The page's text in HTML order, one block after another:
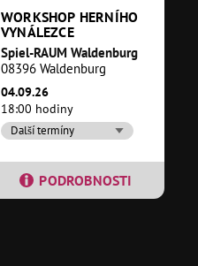
WORKSHOP HERNÍHO
VYNÁLEZCE
Spiel-RAUM Waldenburg
08396 Waldenburg
04.09.26
18:00 hodiny
Další termíny
PODROBNOSTI